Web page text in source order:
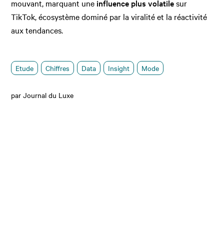
mouvant, marquant une influence plus volatilesur
TikTok, écosystème dominé par la viralité et la réactivité
aux tendances.
Etude Chiffres Data Insight Mode
par Journal du Luxe